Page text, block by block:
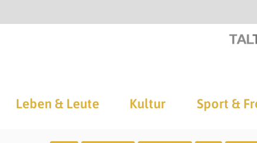
Leben & Leute Kultur Sport &